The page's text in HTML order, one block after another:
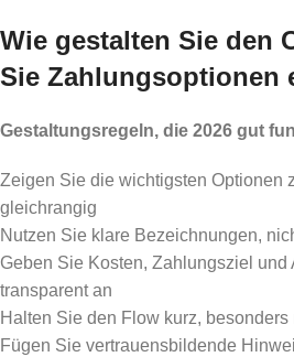
Wie gestalten Sie den
Sie Zahlungsoptionen
Gestaltungsregeln, die 2026 gut
Zeigen Sie die wichtigsten Optionen
gleichrangig
Nutzen Sie klare Bezeichnungen,
Geben Sie Kosten, Zahlungsziel
transparent an
Halten Sie den Flow kurz, besonders
Fügen Sie vertrauensbildende